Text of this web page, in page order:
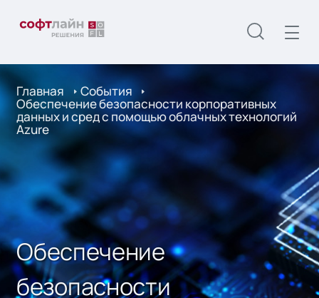
Главная События
Обеспечение безопасности корпоративных
данных и сред с помощью облачных технологий
Azure
Обеспечение
безопасности